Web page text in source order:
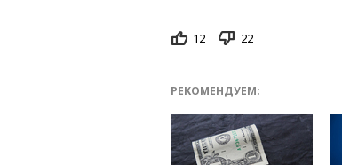
12 22
РЕКОМЕНДУЕМ: